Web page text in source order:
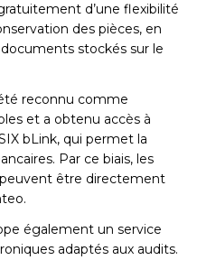
d’une flexibilité
des pièces, en
stockés sur le
reconnu comme
et a obtenu accès à
bLink, qui permet la
Par ce biais, les
être directement
également un service
adaptés aux audits.